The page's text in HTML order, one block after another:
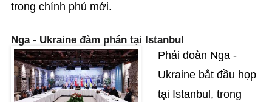
trong chính phủ mới.
Nga - Ukraine đàm phán tại Istanbul
Phái đoàn Nga -
Ukraine bắt đầu họp
tại Istanbul, trong